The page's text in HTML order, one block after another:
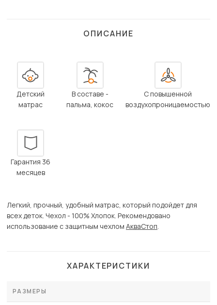
ОПИСАНИЕ
Детский
матрас
В составе -
пальма, кокос
С повышенной
воздухопроницаемостью
Гарантия 36
месяцев
Легкий, прочный, удобный матрас, который подойдет для
всех деток. Чехол - 100% Хлопок. Рекомендовано
использование с защитным чехлом АкваСтоп.
ХАРАКТЕРИСТИКИ
РАЗМЕРЫ